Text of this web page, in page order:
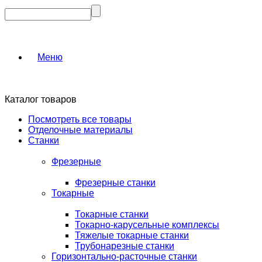
Меню
Каталог товаров
Посмотреть все товары
Отделочные материалы
Станки
Фрезерные
Фрезерные станки
Токарные
Токарные станки
Токарно-карусельные комплексы
Тяжелые токарные станки
Трубонарезные станки
Горизонтально-расточные станки